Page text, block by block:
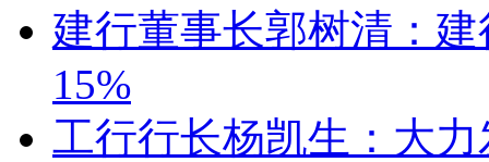
建行董事长郭树清：
15%
工行行长杨凯生：大